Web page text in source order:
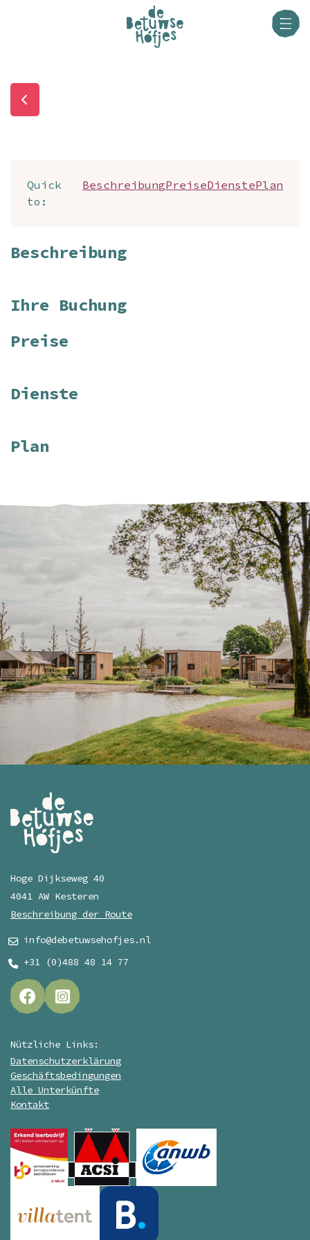
Quick
to:
BeschreibungPreiseDienstePlan
Beschreibung
Ihre Buchung
Preise
Dienste
Plan
Hoge Dijkseweg 40
4041 AW Kesteren
Beschreibung der Route
info@debetuwsehofjes.nl
+31 (0)488 48 14 77
Nützliche Links:
Datenschutzerklärung
Geschäftsbedingungen
Alle Unterkünfte
Kontakt